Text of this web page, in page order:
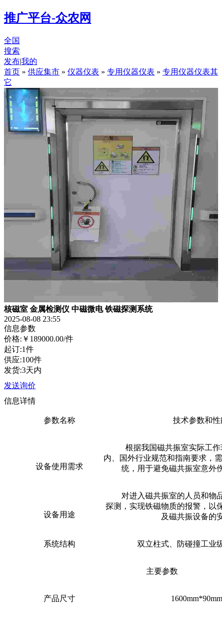
推广平台-众农网
全国
搜索
发布|我的
首页 » 供应集市 » 仪器仪表 » 专用仪器仪表 » 专用仪器仪表其
它
核磁室 金属检测仪 中磁微电 铁磁探测系统
2025-08-08 23:55
信息参数
价格: ￥189000.00/件
起订:1件
供应:100件
发货:3天内
发送询价
信息详情
参数名称 技术参数和
设备使用需求
根据我国磁共振室实际工
内、国外行业规范和指南要求，
统，用于避免磁共振室意外
设备用途
对进入磁共振室的人员和物
探测， 实现铁磁物质的报警，以
及磁共振设备的
系统结构 双立柱式、防碰撞工业
主要参数
产品尺寸